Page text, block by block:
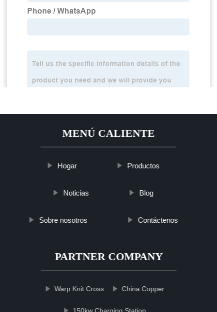
MENÚ CALIENTE
Hogar Productos
Noticias Blog
Sobre nosotros Contáctenos
PARTNER COMPANY
Warp Knit Cross China Copper